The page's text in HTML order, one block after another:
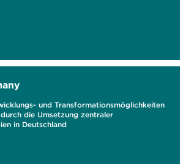
und Transformationsmöglichkeiten
die Umsetzung zentraler
in Deutschland